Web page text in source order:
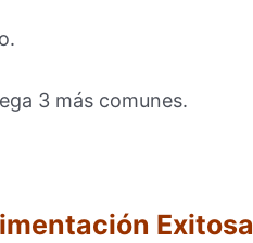
3 más comunes.
Exitosa